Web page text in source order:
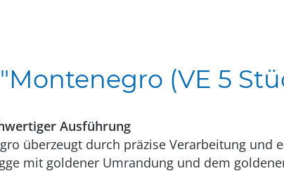
(VE 5
Ausführung
überzeugt durch präzise Verarbeitung und
mit goldener Umrandung und dem